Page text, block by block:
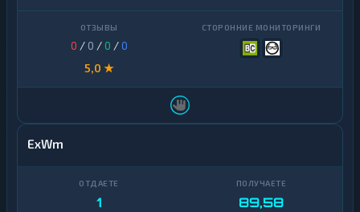
0 / 0 /0 /0
5,0 ★
ExWm
1 89,58